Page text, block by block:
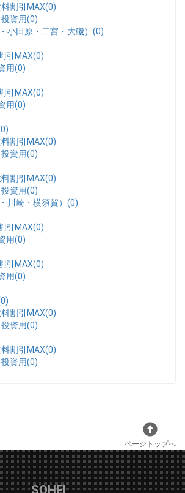
割引MAX(0)
資用(0)
小田原・二宮・大磯）(0)
引MAX(0)
用(0)
引MAX(0)
用(0)
割引MAX(0)
資用(0)
割引MAX(0)
資用(0)
川崎・横須賀）(0)
引MAX(0)
用(0)
引MAX(0)
用(0)
割引MAX(0)
資用(0)
割引MAX(0)
資用(0)
ページトップへ
SOHEI